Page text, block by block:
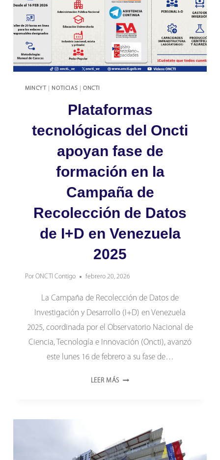
NACIONAL
DE
RECOLECCIÓN
DE
DATOS
DE
MINCYT NOTICIAS ONCTI
Plataformas
tecnológicas del Oncti
apoyan fase de
formación en la
Campaña de
Recolección de Datos
de I+D en Venezuela
2025
Por ONCTI Contigo febrero 20, 2026
La Campaña de Recolección de Datos de
Investigación y Desarrollo (I+D) en Venezuela
2025, coordinada por el Observatorio Nacional de
Ciencia, Tecnología e Innovación (Oncti), avanzó
este lunes 16 de febrero a su fase de…
LEER MÁS PLATAFORMAS
FASE
DE